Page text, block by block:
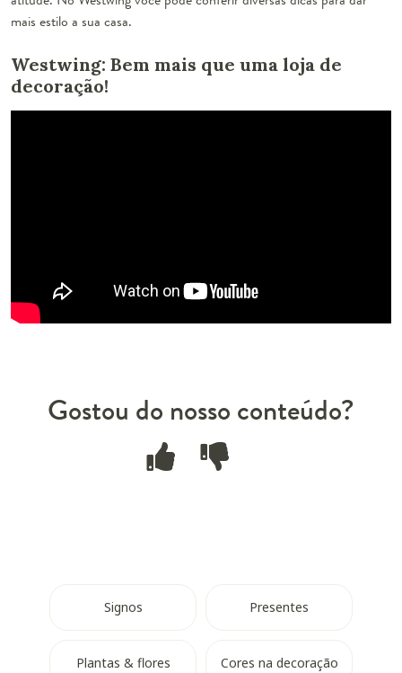
mais estilo a sua casa.
Westwing: Bem mais que uma loja de
decoração!
Gostou do nosso conteúdo?
Signos Presentes
Plantas & flores Cores na decoração